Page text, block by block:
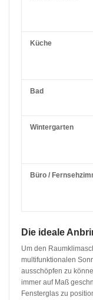
Küche
Bad
Wintergarten
Büro /
Die ideale
Um den
multifunktionalen
ausschöpfen zu
immer auf Maß
Fensterglas zu